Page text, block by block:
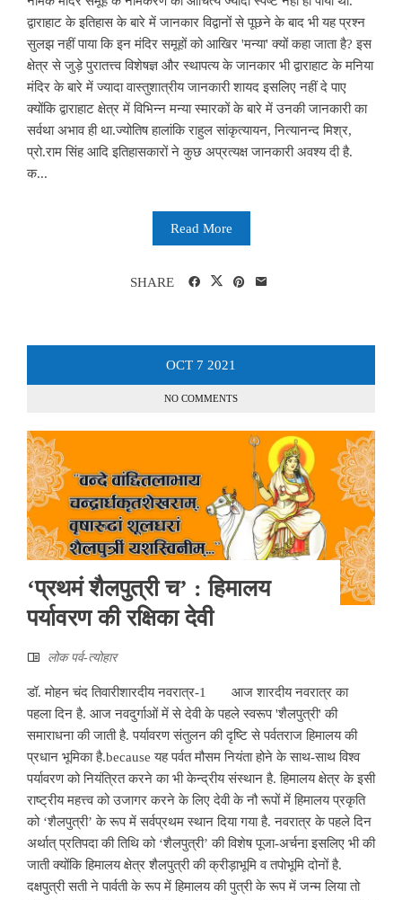
द्वाराहाट के इतिहास के बारे में जानकार विद्वानों से पूछने के बाद भी यह प्रश्न
सुलझ नहीं पाया कि इन मंदिर समूहों को आखिर 'मन्या' क्यों कहा जाता है? इस
क्षेत्र से जुड़े पुरातत्त्व विशेषज्ञ और स्थापत्य के जानकार भी द्वाराहाट के मनिया
मंदिर के बारे में ज्यादा वास्तुशात्रीय जानकारी शायद इसलिए नहीं दे पाए
क्योंकि द्वाराहाट क्षेत्र में विभिन्न मन्या स्मारकों के बारे में उनकी जानकारी का
सर्वथा अभाव ही था.ज्योतिष हालांकि राहुल सांकृत्यायन, नित्यानन्द मिश्र,
प्रो.राम सिंह आदि इतिहासकारों ने कुछ अप्रत्यक्ष जानकारी अवश्य दी है.
क...
Read More
SHARE
OCT 7 2021
NO COMMENTS
‘प्रथमं शैलपुत्री च’ : हिमालय
पर्यावरण की रक्षिका देवी
लोक पर्व-त्योहार
डॉ. मोहन चंद तिवारीशारदीय नवरात्र-1 आज शारदीय नवरात्र का
पहला दिन है. आज नवदुर्गाओं में से देवी के पहले स्वरूप 'शैलपुत्री' की
समाराधना की जाती है. पर्यावरण संतुलन की दृष्टि से पर्वतराज हिमालय की
प्रधान भूमिका है.because यह पर्वत मौसम नियंता होने के साथ-साथ विश्व
पर्यावरण को नियंत्रित करने का भी केन्द्रीय संस्थान है. हिमालय क्षेत्र के इसी
राष्ट्रीय महत्त्व को उजागर करने के लिए देवी के नौ रूपों में हिमालय प्रकृति
को ‘शैलपुत्री’ के रूप में सर्वप्रथम स्थान दिया गया है. नवरात्र के पहले दिन
अर्थात् प्रतिपदा की तिथि को ‘शैलपुत्री’ की विशेष पूजा-अर्चना इसलिए भी की
जाती क्योंकि हिमालय क्षेत्र शैलपुत्री की क्रीड़ाभूमि व तपोभूमि दोनों है.
दक्षपुत्री सती ने पार्वती के रूप में हिमालय की पुत्री के रूप में जन्म लिया तो